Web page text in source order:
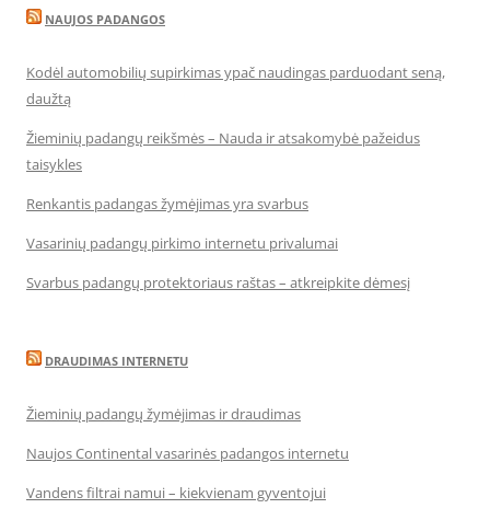
NAUJOS PADANGOS
Kodėl automobilių supirkimas ypač naudingas parduodant seną,
daužtą
Žieminių padangų reikšmės – Nauda ir atsakomybė pažeidus
taisykles
Renkantis padangas žymėjimas yra svarbus
Vasarinių padangų pirkimo internetu privalumai
Svarbus padangų protektoriaus raštas – atkreipkite dėmesį
DRAUDIMAS INTERNETU
Žieminių padangų žymėjimas ir draudimas
Naujos Continental vasarinės padangos internetu
Vandens filtrai namui – kiekvienam gyventojui